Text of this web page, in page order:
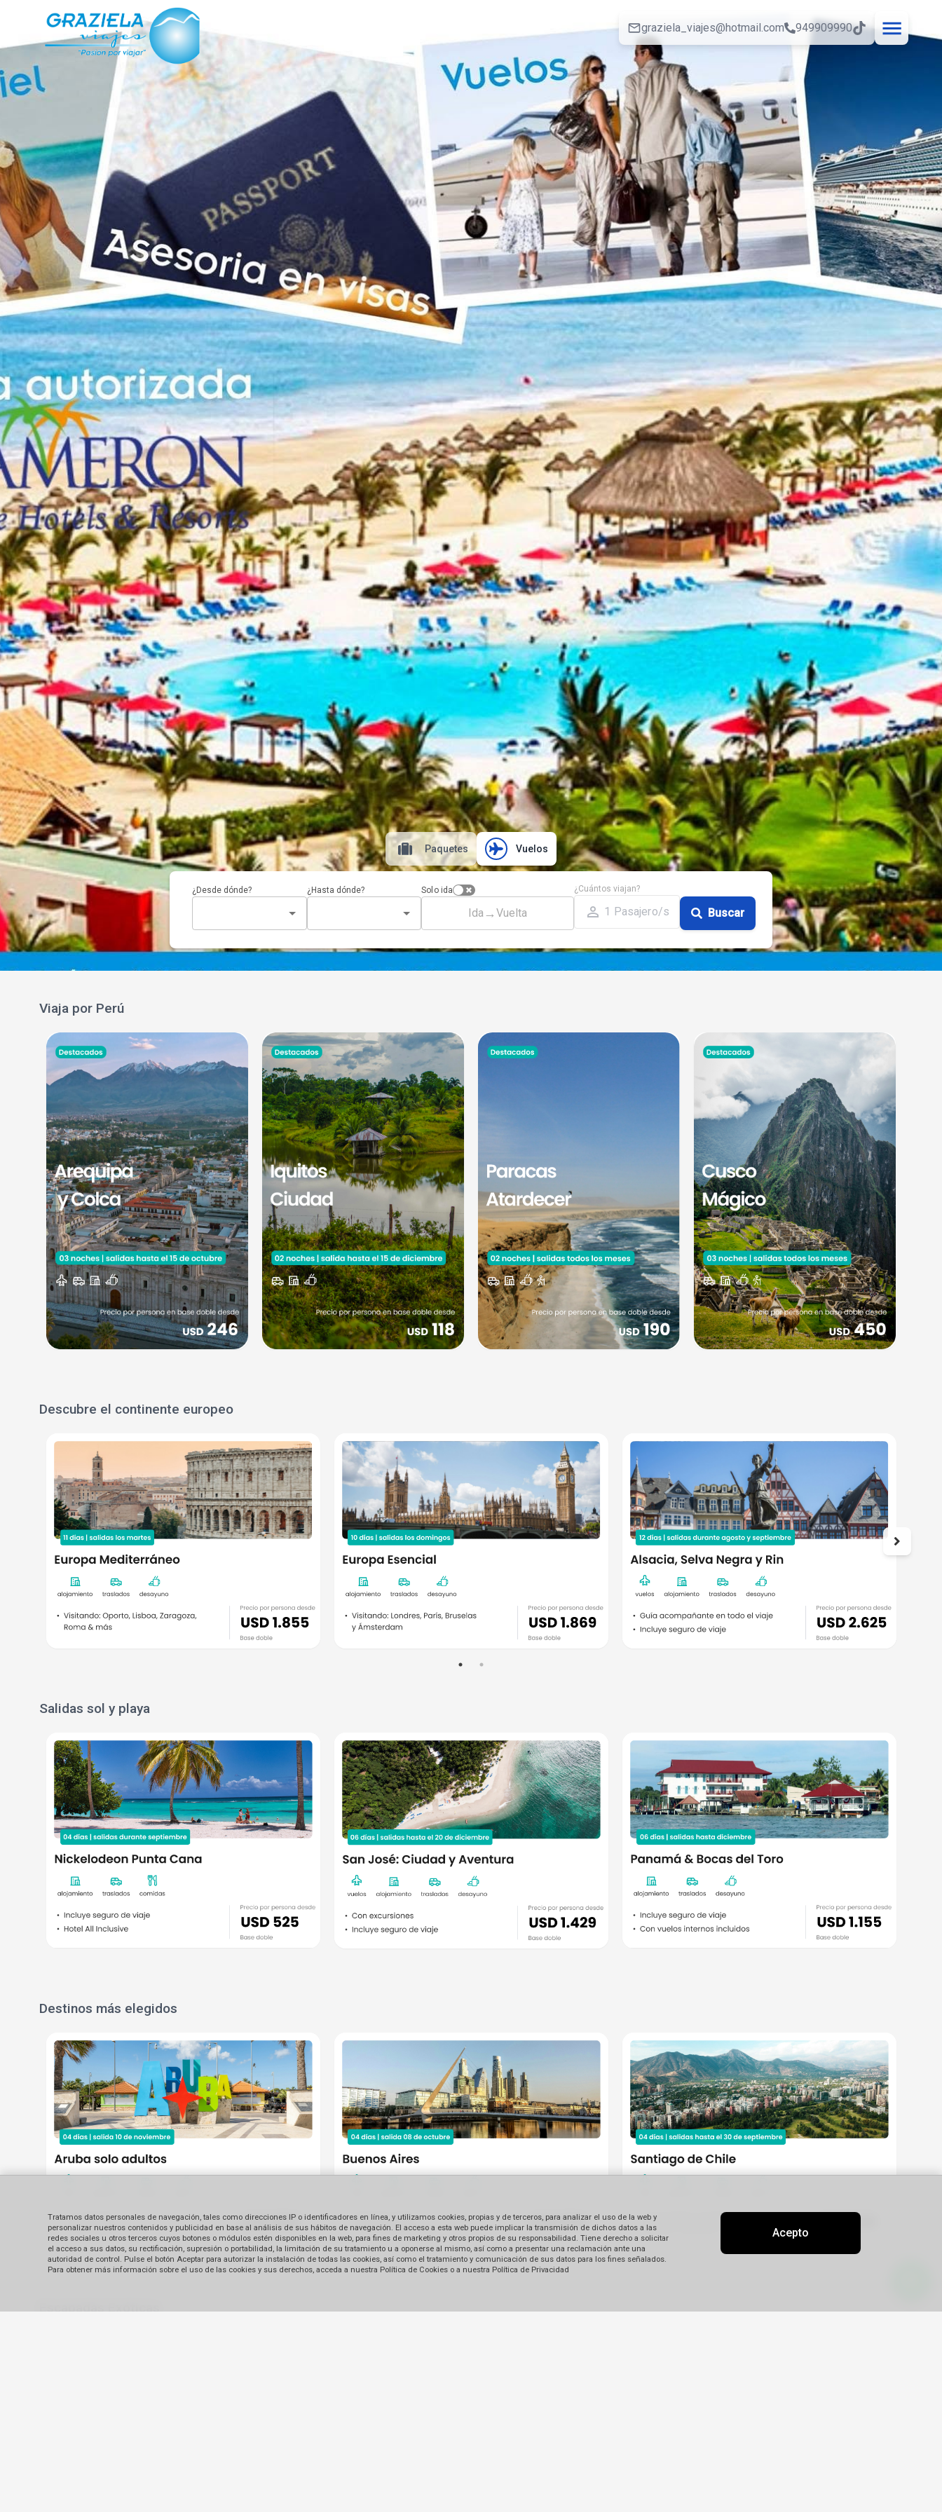
graziela_viajes@hotmail.com 949909990
Paquetes Vuelos
¿Desde dónde? ¿Hasta dónde? Solo ida
Ida →Vuelta
¿Cuántos viajan?
1 Pasajero/s Buscar
Viaja por Perú
Descubre el continente europeo
Salidas sol y playa
Destinos más elegidos
Escapadas Exóticas
Tratamos datos personales de navegación, tales como direcciones IP o identificadores en línea, y utilizamos cookies, propias y de terceros, para analizar el uso de la web y
personalizar nuestros contenidos y publicidad en base al análisis de sus hábitos de navegación. El acceso a esta web puede implicar la transmisión de dichos datos a las
redes sociales u otros terceros cuyos botones o módulos estén disponibles en la web, para fines de marketing y otros propios de su responsabilidad. Tiene derecho a solicitar
el acceso a sus datos, su rectificación, supresión o portabilidad, la limitación de su tratamiento u a oponerse al mismo, así como a presentar una reclamación ante una
autoridad de control. Pulse el botón Aceptar para autorizar la instalación de todas las cookies, así como el tratamiento y comunicación de sus datos para los fines señalados.
Para obtener más información sobre el uso de las cookies y sus derechos, acceda a nuestra Política de Cookies o a nuestra Política de Privacidad
Acepto